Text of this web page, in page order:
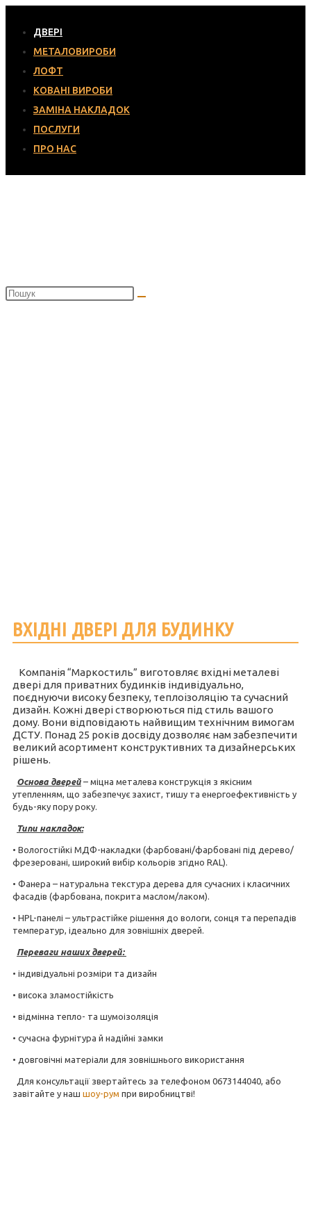
ДВЕРІ
МЕТАЛОВИРОБИ
ЛОФТ
КОВАНІ ВИРОБИ
ЗАМІНА НАКЛАДОК
ПОСЛУГИ
ПРО НАС
ВХІДНІ ДВЕРІ ДЛЯ БУДИНКУ
Компанія “Маркостиль” виготовляє вхідні металеві
двері для приватних будинків індивідуально,
поєднуючи високу безпеку, теплоізоляцію та сучасний
дизайн. Кожні двері створюються під стиль вашого
дому. Вони відповідають найвищим технічним вимогам
ДСТУ. Понад 25 років досвіду дозволяє нам забезпечити
великий асортимент конструктивних та дизайнерських
рішень.
Основа дверей – міцна металева конструкція з якісним
утепленням, що забезпечує захист, тишу та енергоефективність у
будь-яку пору року.
Типи накладок:
• Вологостійкі МДФ-накладки (фарбовані/фарбовані під дерево/
фрезеровані, широкий вибір кольорів згідно RAL).
• Фанера – натуральна текстура дерева для сучасних і класичних
фасадів (фарбована, покрита маслом/лаком).
• HPL-панелі – ультрастійке рішення до вологи, сонця та перепадів
температур, ідеально для зовнішніх дверей.
Переваги наших дверей:
• індивідуальні розміри та дизайн
• висока зламостійкість
• відмінна тепло- та шумоізоляція
• сучасна фурнітура й надійні замки
• довговічні матеріали для зовнішнього використання
Для консультації звертайтесь за телефоном 0673144040, або
завітайте у наш шоу-рум при виробництві!